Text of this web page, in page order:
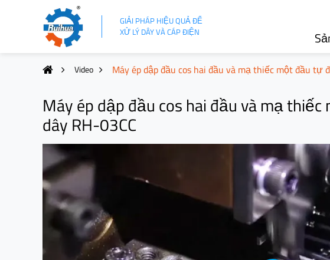
GIẢI PHÁP HIỆU QUẢ ĐỂ
XỬ LÝ DÂY VÀ CÁP ĐIỆN
Video Máy ép dập đầu cos hai đầu và mạ thiếc một đầu tự
Máy ép dập đầu cos hai đầu và mạ
dây RH-03CC